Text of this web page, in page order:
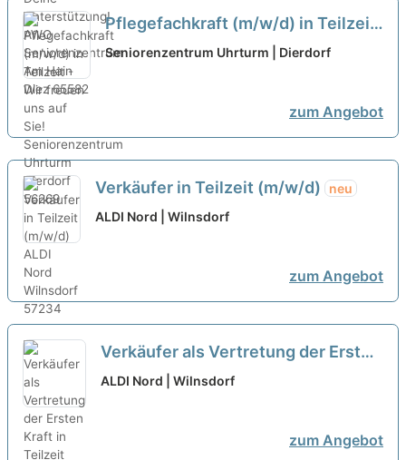
Pflegefachkraft (m/w/d) in Teilzeit
- Wir freuen uns auf Sie! neu
Seniorenzentrum Uhrturm | Dierdorf
zum Angebot
Verkäufer in Teilzeit (m/w/d)
neu
ALDI Nord | Wilnsdorf
zum Angebot
Verkäufer als Vertretung der Ersten
Kraft in Teilzeit (m/w/d)
ALDI Nord | Wilnsdorf
zum Angebot